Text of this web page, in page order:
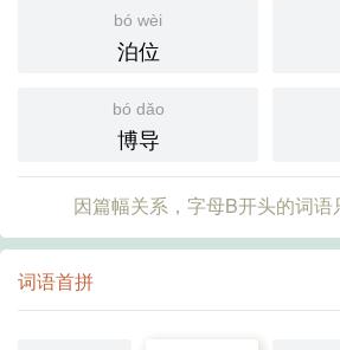
bó wèi
泊位
bó dǎo
博导
因篇幅关系，字母B开头的词语
词语首拼